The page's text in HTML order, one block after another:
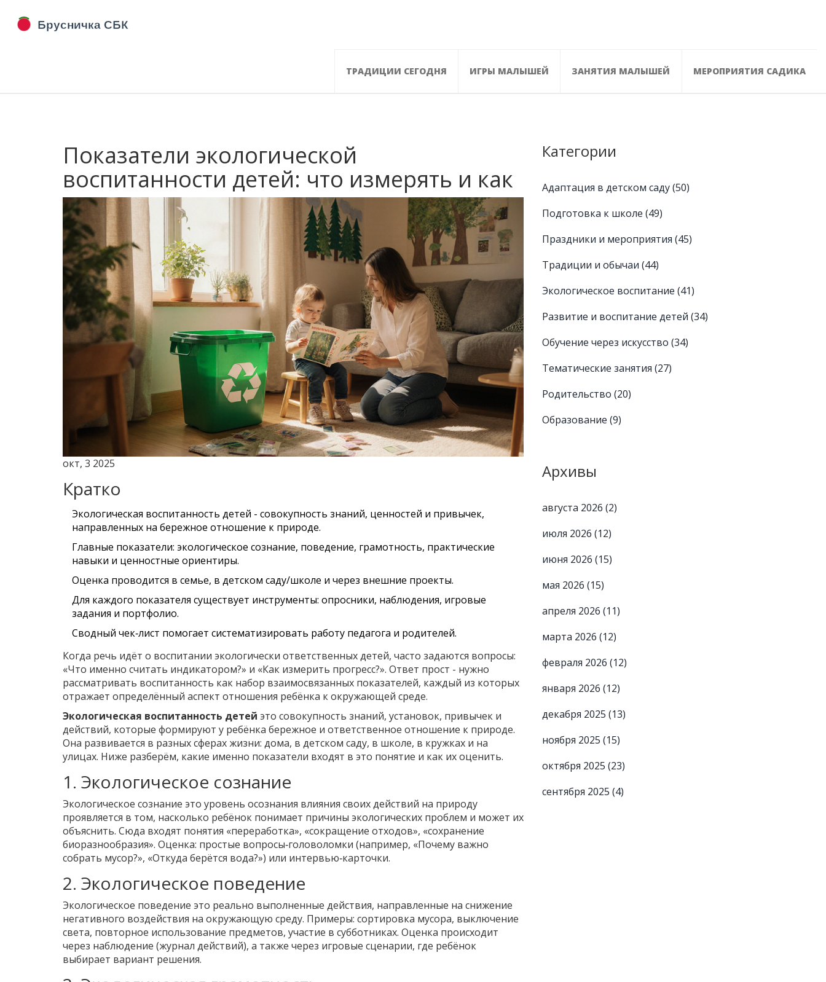
ТРАДИЦИИ СЕГОДНЯ ИГРЫ МАЛЫШЕЙ ЗАНЯТИЯ МАЛЫШЕЙ МЕРОПРИЯТИЯ САДИКА
Показатели экологической
воспитанности детей: что измерять и как
окт, 3 2025
Кратко
Экологическая воспитанность детей - совокупность знаний, ценностей и привычек,
направленных на бережное отношение к природе.
Главные показатели: экологическое сознание, поведение, грамотность, практические
навыки и ценностные ориентиры.
Оценка проводится в семье, в детском саду/школе и через внешние проекты.
Для каждого показателя существует инструменты: опросники, наблюдения, игровые
задания и портфолио.
Сводный чек‑лист помогает систематизировать работу педагога и родителей.
Когда речь идёт о воспитании экологически ответственных детей, часто задаются вопросы:
«Что именно считать индикатором?» и «Как измерить прогресс?». Ответ прост - нужно
рассматривать воспитанность как набор взаимосвязанных показателей, каждый из которых
отражает определённый аспект отношения ребёнка к окружающей среде.
Экологическая воспитанность детей это совокупность знаний, установок, привычек и
действий, которые формируют у ребёнка бережное и ответственное отношение к природе.
Она развивается в разных сферах жизни: дома, в детском саду, в школе, в кружках и на
улицах. Ниже разберём, какие именно показатели входят в это понятие и как их оценить.
1. Экологическое сознание
Экологическое сознание это уровень осознания влияния своих действий на природу
проявляется в том, насколько ребёнок понимает причины экологических проблем и может их
объяснить. Сюда входят понятия «переработка», «сокращение отходов», «сохранение
биоразнообразия». Оценка: простые вопросы‑головоломки (например, «Почему важно
собрать мусор?», «Откуда берётся вода?») или интервью‑карточки.
2. Экологическое поведение
Экологическое поведение это реально выполненные действия, направленные на снижение
негативного воздействия на окружающую среду. Примеры: сортировка мусора, выключение
света, повторное использование предметов, участие в субботниках. Оценка происходит
через наблюдение (журнал действий), а также через игровые сценарии, где ребёнок
выбирает вариант решения.
Категории
Адаптация в детском саду(50)
Подготовка к школе (49)
Праздники и мероприятия (45)
Традиции и обычаи (44)
Экологическое воспитание (41)
Развитие и воспитание детей (34)
Обучение через искусство (34)
Тематические занятия (27)
Родительство (20)
Образование (9)
Архивы
августа 2026 (2)
июля 2026 (12)
июня 2026 (15)
мая 2026 (15)
апреля 2026 (11)
марта 2026 (12)
февраля 2026 (12)
января 2026 (12)
декабря 2025 (13)
ноября 2025 (15)
октября 2025 (23)
сентября 2025 (4)